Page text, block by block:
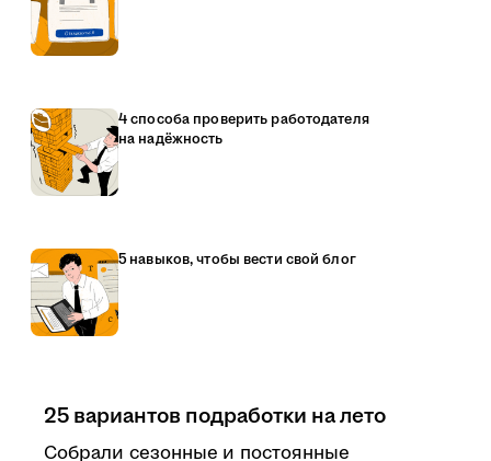
4 способа проверить работодателя
на надёжность
5 навыков, чтобы вести свой блог
25 вариантов подработки на лето
Собрали сезонные и постоянные